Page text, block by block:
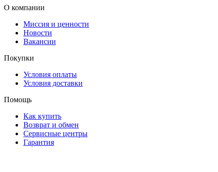
О компании
Миссия и ценности
Новости
Вакансии
Покупки
Условия оплаты
Условия доставки
Помощь
Как купить
Возврат и обмен
Сервисные центры
Гарантия